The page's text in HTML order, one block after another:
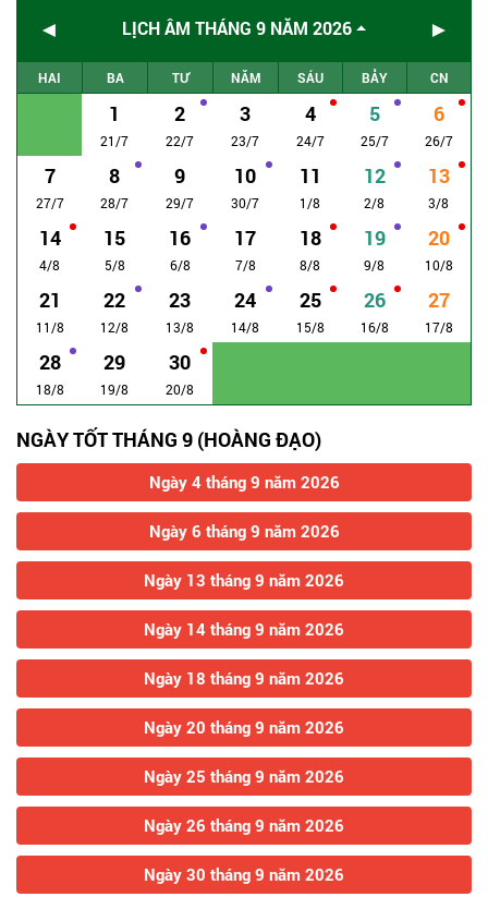
◄ LỊCH ÂM THÁNG 9 NĂM 2026 ►
HAI BA TƯ NĂM SÁU BẢY CN
1
21/7
2
22/7
3
23/7
4
24/7
5
25/7
6
26/7
7
27/7
8
28/7
9
29/7
10
30/7
11
1/8
12
2/8
13
3/8
14
4/8
15
5/8
16
6/8
17
7/8
18
8/8
19
9/8
20
10/8
21
11/8
22
12/8
23
13/8
24
14/8
25
15/8
26
16/8
27
17/8
28
18/8
29
19/8
30
20/8
NGÀY TỐT THÁNG 9 (HOÀNG ĐẠO)
Ngày 4 tháng 9 năm 2026
Ngày 6 tháng 9 năm 2026
Ngày 13 tháng 9 năm 2026
Ngày 14 tháng 9 năm 2026
Ngày 18 tháng 9 năm 2026
Ngày 20 tháng 9 năm 2026
Ngày 25 tháng 9 năm 2026
Ngày 26 tháng 9 năm 2026
Ngày 30 tháng 9 năm 2026